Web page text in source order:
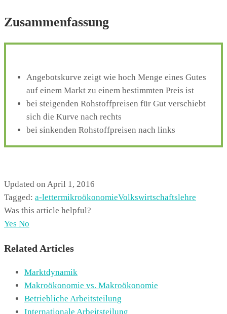
Zusammenfassung
Angebotskurve zeigt wie hoch Menge eines Gutes
auf einem Markt zu einem bestimmten Preis ist
bei steigenden Rohstoffpreisen für Gut verschiebt
sich die Kurve nach rechts
bei sinkenden Rohstoffpreisen nach links
Updated on April 1, 2016
Tagged: a-lettermikroökonomieVolkswirtschaftslehre
Was this article helpful?
Yes No
Related Articles
Marktdynamik
Makroökonomie vs. Makroökonomie
Betriebliche Arbeitsteilung
Internationale Arbeitsteilung